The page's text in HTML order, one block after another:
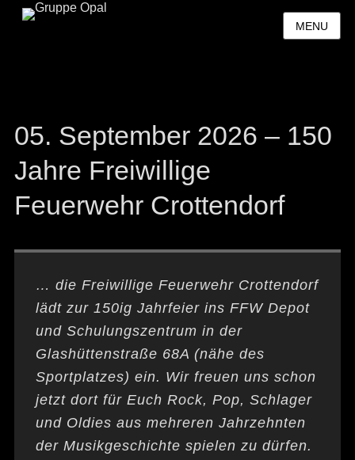
MENU
05. September 2026 – 150
Jahre Freiwillige
Feuerwehr Crottendorf
… die Freiwillige Feuerwehr Crottendorf
lädt zur 150ig Jahrfeier ins FFW Depot
und Schulungszentrum in der
Glashüttenstraße 68A (nähe des
Sportplatzes) ein. Wir freuen uns schon
jetzt dort für Euch Rock, Pop, Schlager
und Oldies aus mehreren Jahrzehnten
der Musikgeschichte spielen zu dürfen.